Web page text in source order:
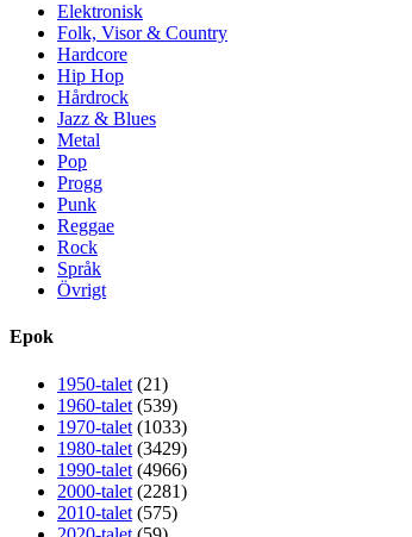
Elektronisk
Folk, Visor & Country
Hardcore
Hip Hop
Hårdrock
Jazz & Blues
Metal
Pop
Progg
Punk
Reggae
Rock
Språk
Övrigt
Epok
1950-talet (21)
1960-talet (539)
1970-talet (1033)
1980-talet (3429)
1990-talet (4966)
2000-talet (2281)
2010-talet (575)